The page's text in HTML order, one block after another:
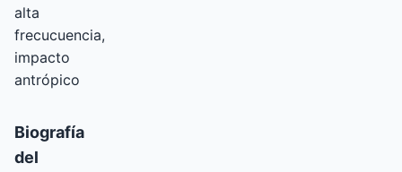
alta
frecucuencia,
impacto
antrópico
Biografía
del